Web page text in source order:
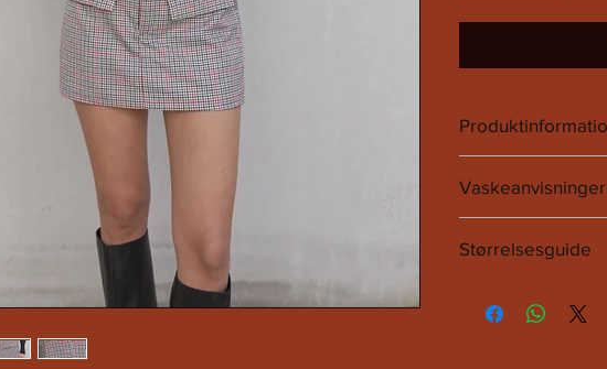
18% Rayon.
Størrelsesguide
SIZE EU